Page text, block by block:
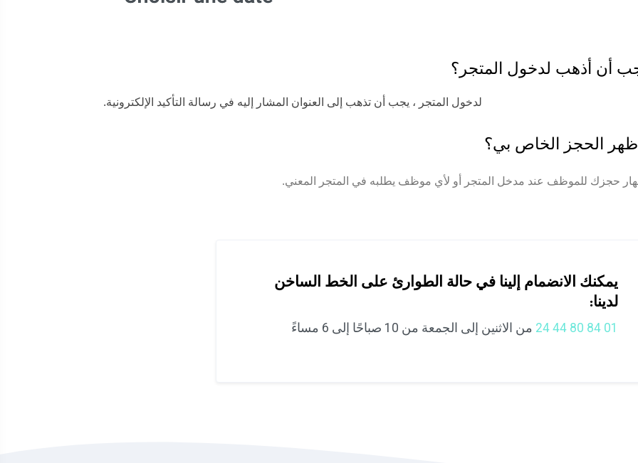
أن أذهب لدخول المتجر؟
لدخول المتجر ، يجب أن تذهب إلى العنوان المشار إليه في رسالة التأكيد الإلكترونية.
الحجز الخاص بي؟
حجزك للموظف عند مدخل المتجر أو لأي موظف يطلبه في المتجر المعني.
يمكنك الانضمام إلينا في حالة الطوارئ على الخط الساخن
لدينا:
01 84 80 44 24 من الاثنين إلى الجمعة من 10 صباحًا إلى 6 مساءً